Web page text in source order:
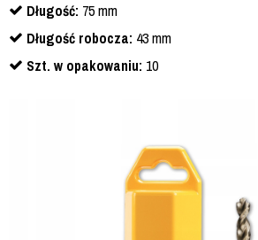
Długość: 75 mm
Długość robocza: 43 mm
Szt. w opakowaniu: 10